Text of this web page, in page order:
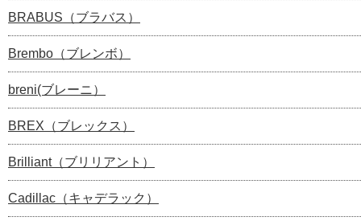
BRABUS（ブラバス）
Brembo（ブレンボ）
breni(ブレーニ）
BREX（ブレックス）
Brilliant（ブリリアント）
Cadillac（キャデラック）